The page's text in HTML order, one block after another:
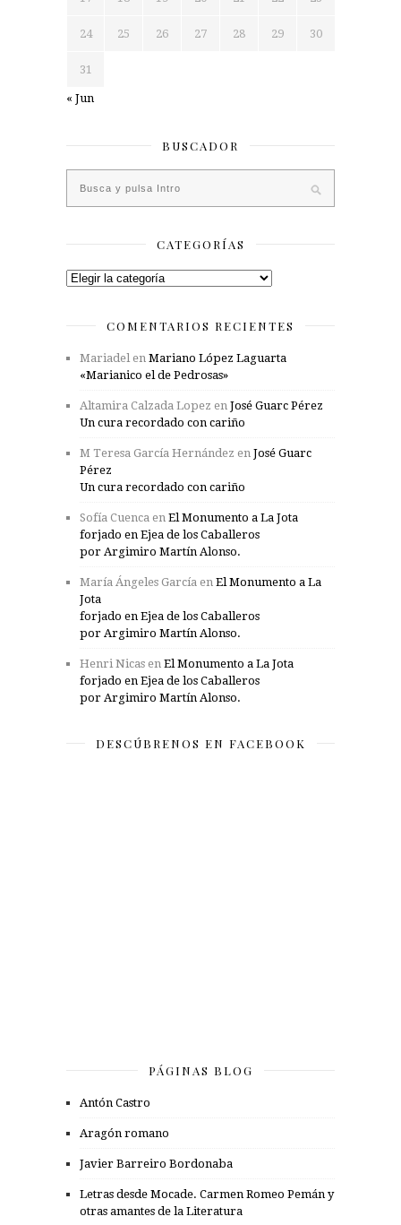
24 25 26 27 28 29 30
31
« Jun
BUSCADOR
CATEGORÍAS
Categorías
COMENTARIOS RECIENTES
Mariadel en Mariano López Laguarta
«Marianico el de Pedrosas»
Altamira Calzada Lopez en José Guarc Pérez
Un cura recordado con cariño
M Teresa García Hernández en José Guarc
Pérez
Un cura recordado con cariño
Sofía Cuenca en El Monumento a La Jota
forjado en Ejea de los Caballeros
por Argimiro Martín Alonso.
María Ángeles García en El Monumento a La
Jota
forjado en Ejea de los Caballeros
por Argimiro Martín Alonso.
Henri Nicas en El Monumento a La Jota
forjado en Ejea de los Caballeros
por Argimiro Martín Alonso.
DESCÚBRENOS EN FACEBOOK
PÁGINAS BLOG
Antón Castro
Aragón romano
Javier Barreiro Bordonaba
Letras desde Mocade. Carmen Romeo Pemán y
otras amantes de la Literatura